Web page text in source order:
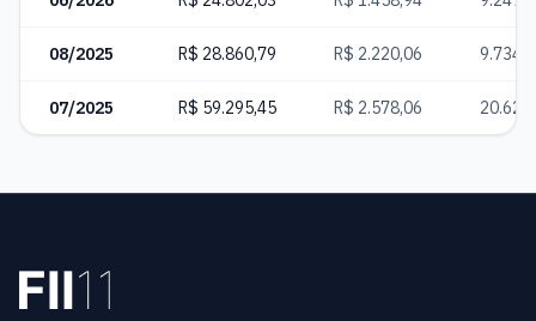
08/2025 R$ 28.860,79 R$ 2.220,06 9.734
07/2025 R$ 59.295,45 R$ 2.578,06 20.620